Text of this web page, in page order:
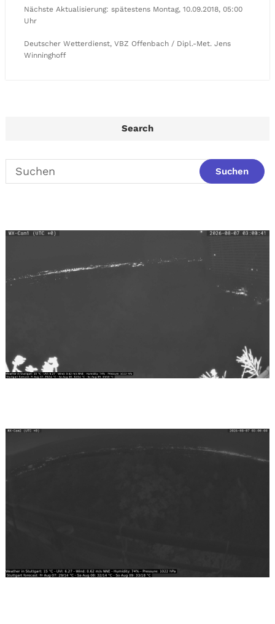
Nächste Aktualisierung: spätestens Montag, 10.09.2018, 05:00
Uhr
Deutscher Wetterdienst, VBZ Offenbach / Dipl.-Met. Jens
Winninghoff
Search